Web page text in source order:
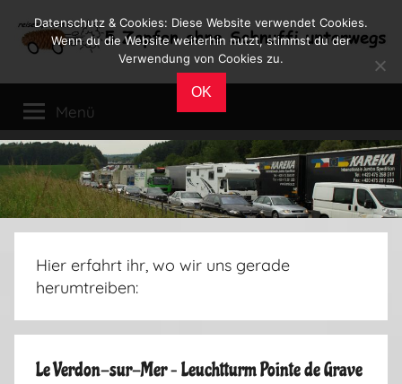
Inhalt
Reiseblog
Leben
im
Wohnmobil
Menü
Hier erfahrt ihr, wo wir uns gerade
herumtreiben:
Le Verdon-sur-Mer – Leuchtturm Pointe de Grave
Datenschutz & Cookies: Diese Website verwendet Cookies.
Wenn du die Website weiterhin nutzt, stimmst du der
Verwendung von Cookies zu.
OK